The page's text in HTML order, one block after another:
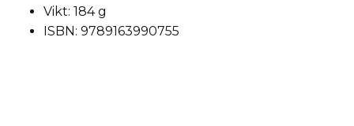
Vikt: 184 g
ISBN: 9789163990755